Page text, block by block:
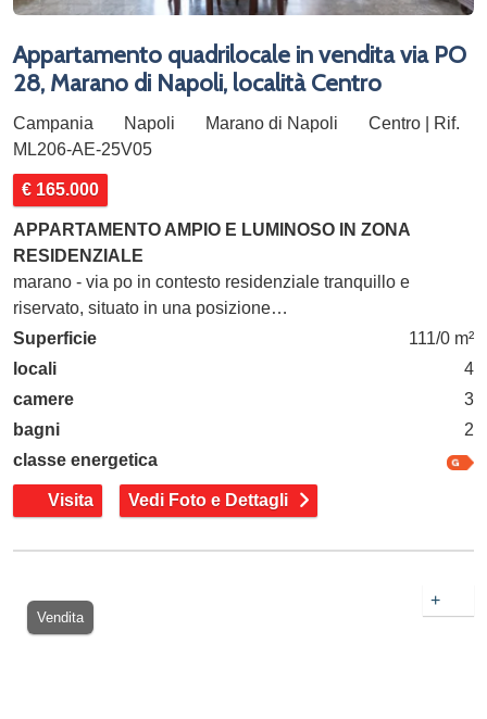
Appartamento quadrilocale in vendita via PO
28, Marano di Napoli, località Centro
Campania Napoli Marano di Napoli
Centro | Rif.
ML206-AE-25V05
€ 165.000
APPARTAMENTO AMPIO E LUMINOSO IN ZONA
RESIDENZIALE
marano - via po in contesto residenziale tranquillo e
riservato, situato in una posizione…
Superficie
111/0 m²
locali
4
camere
3
bagni
2
classe energetica
Visita Vedi Foto e Dettagli
Vendita
+